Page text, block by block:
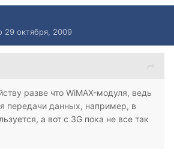
29 октября, 2009
разве что WiMAX-модуля, ведь
передачи данных, например, в
а вот с 3G пока не все так